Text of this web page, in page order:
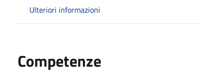
Ulteriori informazioni
Competenze